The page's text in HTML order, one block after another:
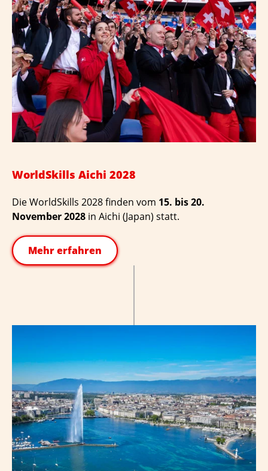
WorldSkills Aichi 2028
Die WorldSkills 2028 finden vom 15. bis 20.
November 2028 in Aichi (Japan) statt.
Mehr erfahren